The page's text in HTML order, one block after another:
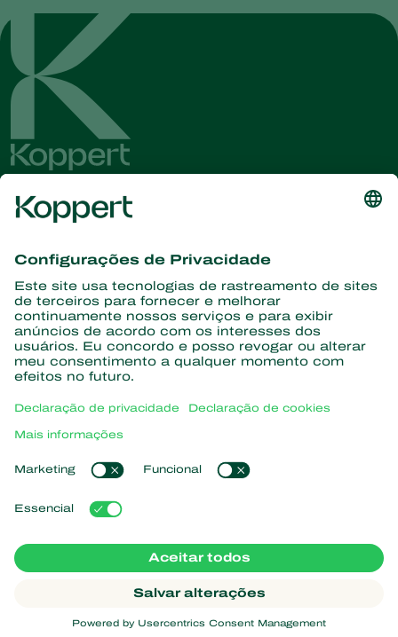
informações
Assine aqui
Parceiros com a natureza
Vespas Parasitoides
Nematoides benéficos
Microorganismos benéficos
Proteção de culturas
Sobre a Koppert
Centro de informações
Trabalhe na Koppert
Links de Interesse
Natutec
Gazebo
Koppert Global
Gerir cookies
Declaração de cookies